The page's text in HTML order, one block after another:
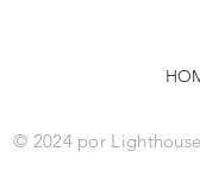
© 2024 por